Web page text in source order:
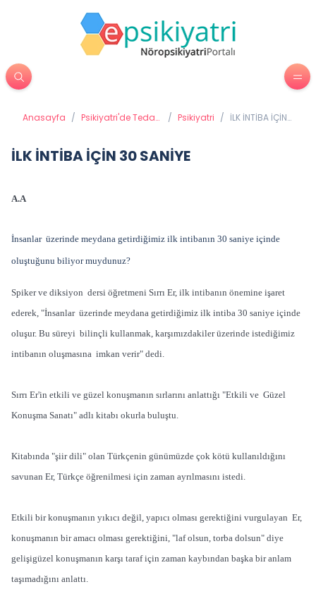
Anasayfa / Psikiyatri'de Tedavi
/ Psikiyatri / İLK İNTİBA İÇİN
İLK İNTİBA İÇİN 30 SANİYE
A.A
İnsanlar üzerinde meydana getirdiğimiz ilk intibanın 30 saniye içinde
oluştuğunu biliyor muydunuz?
Spiker ve diksiyon dersi öğretmeni Sırrı Er, ilk intibanın önemine işaret
ederek, "İnsanlar üzerinde meydana getirdiğimiz ilk intiba 30 saniye içinde
oluşur. Bu süreyi bilinçli kullanmak, karşımızdakiler üzerinde istediğimiz
intibanın oluşmasına imkan verir" dedi.
Sırrı Er'in etkili ve güzel konuşmanın sırlarını anlattığı "Etkili ve Güzel
Konuşma Sanatı" adlı kitabı okurla buluştu.
Kitabında "şiir dili" olan Türkçenin günümüzde çok kötü kullanıldığını
savunan Er, Türkçe öğrenilmesi için zaman ayrılmasını istedi.
Etkili bir konuşmanın yıkıcı değil, yapıcı olması gerektiğini vurgulayan Er,
konuşmanın bir amacı olması gerektiğini, "laf olsun, torba dolsun" diye
gelişigüzel konuşmanın karşı taraf için zaman kaybından başka bir anlam
taşımadığını anlattı.